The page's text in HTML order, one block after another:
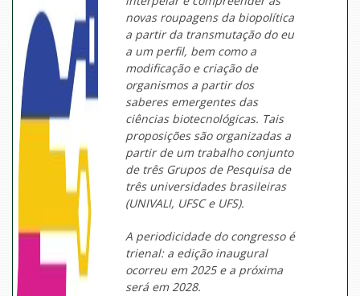
novas roupagens da biopolítica
a partir da transmutação do eu
a um perfil, bem como a
modificação e criação de
organismos a partir dos
saberes emergentes das
ciências biotecnológicas. Tais
proposições são organizadas a
partir de um trabalho conjunto
de três Grupos de Pesquisa de
três universidades brasileiras
(UNIVALI, UFSC e UFS).
A periodicidade do congresso é
trienal: a edição inaugural
ocorreu em 2025 e a próxima
será em 2028.